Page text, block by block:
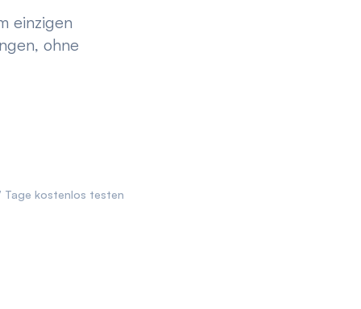
einzigen
ohne
Tage kostenlos testen